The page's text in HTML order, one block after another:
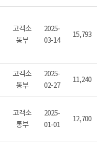
고객소
통부
2025-
03-14
15,793
고객소
통부
2025-
02-27
11,240
고객소
통부
2025-
01-01
12,700